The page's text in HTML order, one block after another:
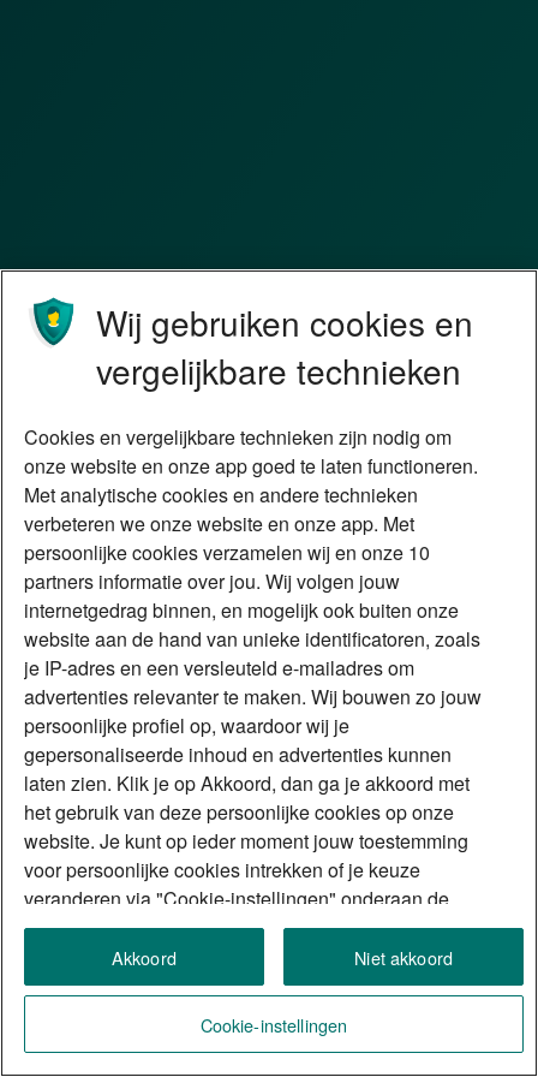
Wij gebruiken cookies en
vergelijkbare technieken
Cookies en vergelijkbare technieken zijn nodig om
onze website en onze app goed te laten functioneren.
Met analytische cookies en andere technieken
verbeteren we onze website en onze app. Met
persoonlijke cookies verzamelen wij en onze 10
partners informatie over jou. Wij volgen jouw
internetgedrag binnen, en mogelijk ook buiten onze
website aan de hand van unieke identificatoren, zoals
je IP-adres en een versleuteld e-mailadres om
advertenties relevanter te maken. Wij bouwen zo jouw
persoonlijke profiel op, waardoor wij je
gepersonaliseerde inhoud en advertenties kunnen
laten zien. Klik je op Akkoord, dan ga je akkoord met
het gebruik van deze persoonlijke cookies op onze
website. Je kunt op ieder moment jouw toestemming
voor persoonlijke cookies intrekken of je keuze
veranderen via "Cookie-instellingen" onderaan de
website. Meer weten? Je leest meer over het gebruik
van cookies en vergelijkbare technieken in ons
cookiestatement.
Lijst van onze partners
Akkoord Niet akkoord
Cookie-instellingen